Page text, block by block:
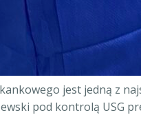
jest jedną z
pod kontrolą USG